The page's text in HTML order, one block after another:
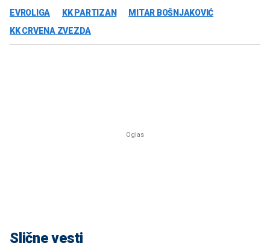
EVROLIGA KK PARTIZAN
MITAR BOŠNJAKOVIĆ
KK CRVENA ZVEZDA
Slične vesti